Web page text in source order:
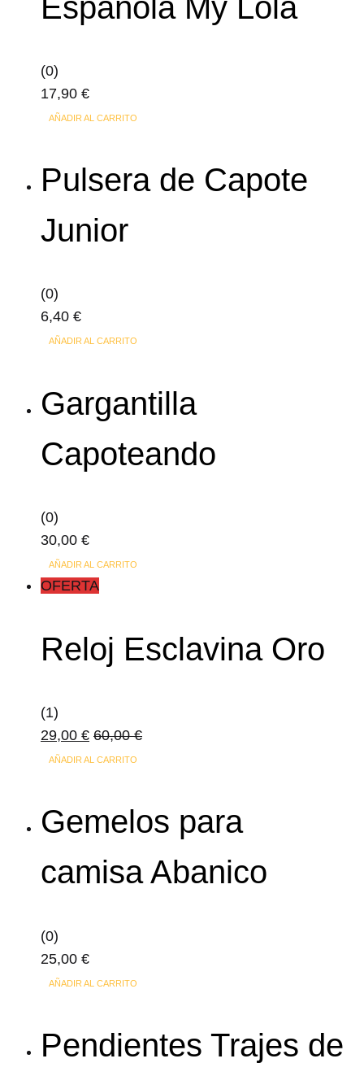
Las
opciones
página
de
Española My Lola
(0)
17,90 €
AÑADIR AL CARRITO
Pulsera de Capote
Junior
(0)
6,40 €
AÑADIR AL CARRITO
Gargantilla
Capoteando
(0)
30,00 €
AÑADIR AL CARRITO
OFERTA
Reloj Esclavina Oro
(1)
29,00 € 60,00€
AÑADIR AL CARRITO
Gemelos para
camisa Abanico
(0)
25,00 €
AÑADIR AL CARRITO
Pendientes Trajes de